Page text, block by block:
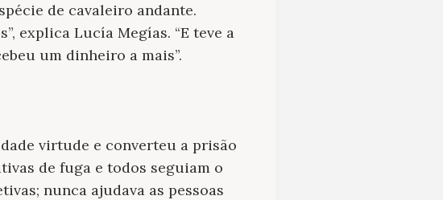
de cavaleiro andante.
explica Lucía Megías. “E teve a
um dinheiro a mais”.
virtude e converteu a prisão
de fuga e todos seguiam o
nunca ajudava as pessoas